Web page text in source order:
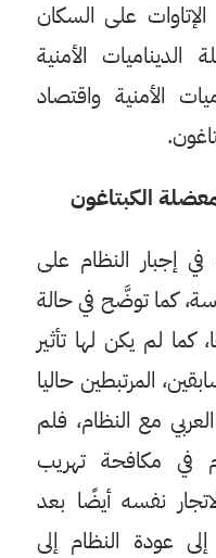
على السكان
الأمنية
الأمنية واقتصاد
الكبتاغون
إجبار النظام على
كما توضَّح في حالة
كما لم يكن لها تأثير
المرتبطين حاليا
مع النظام، فلم
في مكافحة تهريب
نفسه أيضًا بعد
عودة النظام إلى